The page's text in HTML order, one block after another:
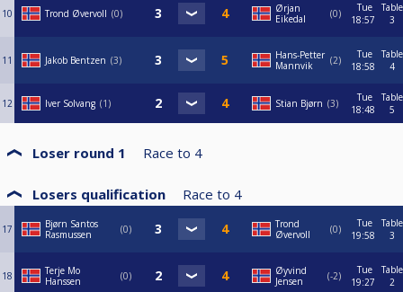
10 Trond Øvervoll 0
Ørjan
Eikedal
0
Tue
18:57
Table
3
11 Jakob Bentzen 3
Hans-Petter
Mannvik
2
Tue
18:58
Table
4
12 Iver Solvang 1 Stian Bjørn 3
Tue
18:48
Table
5
Loser round 1 Race to 4
Losers qualification Race to 4
17
Bjørn Santos
Rasmussen
0
Trond
Øvervoll
0
Tue
19:58
Table
3
18
Terje Mo
Hanssen
0
Øyvind
Jensen
-2
Tue
19:27
Table
2